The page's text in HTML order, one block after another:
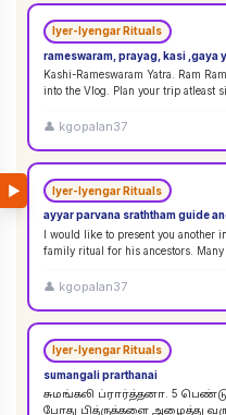
▶
Iyer-Iyengar Rituals
rameswaram, prayag, kasi ,gaya
Kashi-Rameswaram Yatra. Ram Ram A Few tips from my side, before venturing
into the Vlog. Plan your
👤 kgopalan37
Iyer-Iyengar Rituals
ayyar parvana sraththam guide
I would like to present you another
family ritual for his ancestors. Many
👤 kgopalan37
Iyer-Iyengar Rituals
sumangali prarthanai
சுமங்கலி ப்ரார்த்தனா. 5 பெண்டுகள் + கண்யா பெண். சிராத்ததின்
போது பித்ருக்களை அழைத்து